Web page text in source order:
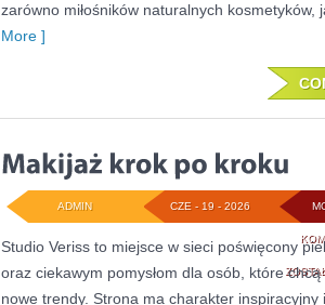
zarówno miłośników naturalnych kosmetyków,
More ]
CZE - 19 - 2026
ADMIN
Studio Veriss to miejsce w sieci poświęcony
oraz ciekawym pomysłom dla osób, które
nowe trendy. Strona ma charakter inspiracyjny